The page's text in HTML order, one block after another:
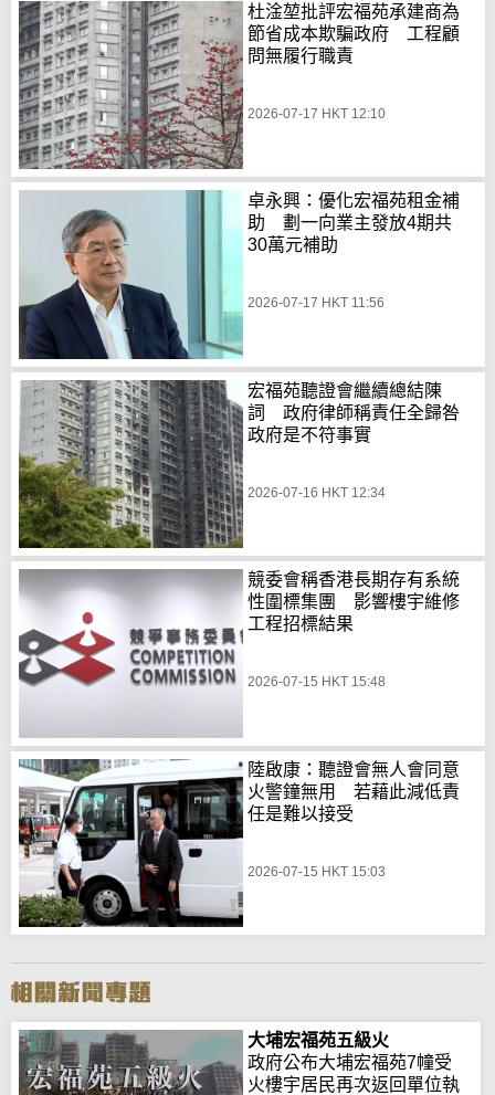
杜淦堃批評宏福苑承建商為
節省成本欺騙政府 工程顧
問無履行職責
2026-07-17 HKT 12:10
卓永興：優化宏福苑租金補
助 劃一向業主發放4期共
30萬元補助
2026-07-17 HKT 11:56
宏福苑聽證會繼續總結陳
詞 政府律師稱責任全歸咎
政府是不符事實
2026-07-16 HKT 12:34
競委會稱香港長期存有系統
性圍標集團 影響樓宇維修
工程招標結果
2026-07-15 HKT 15:48
陸啟康：聽證會無人會同意
火警鐘無用 若藉此減低責
任是難以接受
2026-07-15 HKT 15:03
大埔宏福苑五級火
政府公布大埔宏福苑7幢受
火樓宇居民再次返回單位執